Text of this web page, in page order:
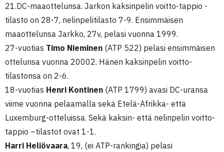
21.DC-maaottelunsa. Jarkon kaksinpelin voitto-tappio -
tilasto on 28-7, nelinpelitilasto 7-9. Ensimmäisen
maaottelunsa Jarkko, 27v, pelasi vuonna 1999.
27-vuotias Timo Nieminen (ATP 522) pelasi ensimmäisen
ottelunsa vuonna 20002. Hänen kaksinpelin voitto-
tilastonsa on 2-6.
18-vuotias Henri Kontinen (ATP 1799) avasi DC-uransa
viime vuonna pelaamalla sekä Etelä-Afrikka- että
Luxemburg-otteluissa. Sekä kaksin- että nelinpelin voitto-
tappio –tilastot ovat 1-1.
Harri Heliövaara, 19, (ei ATP-rankingia) pelasi